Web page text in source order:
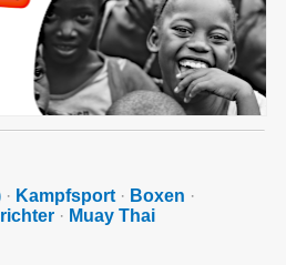
· Kampfsport · Boxen ·
· Muay Thai